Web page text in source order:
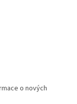
o nových